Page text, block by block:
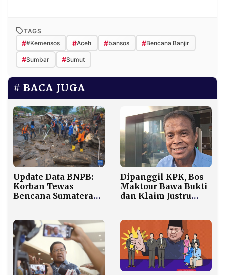
TAGS
##Kemensos #Aceh #bansos #Bencana Banjir
#Sumbar #Sumut
BACA JUGA
Update Data BNPB:
Korban Tewas
Bencana Sumatera
Dipanggil KPK, Bos
Maktour Bawa Bukti
dan Klaim Justru